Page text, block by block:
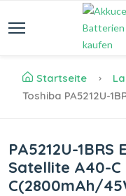
Startseite
Toshiba PA5212U-
PA5212U-
Satellite A40-C
C(2800mAh/